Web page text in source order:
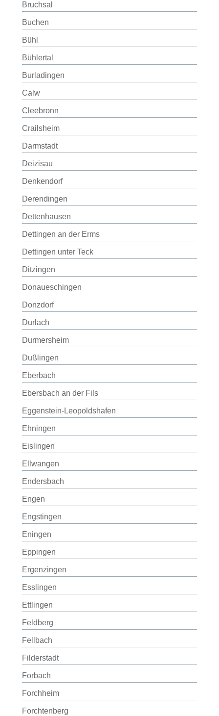
Bruchsal
Buchen
Bühl
Bühlertal
Burladingen
Calw
Cleebronn
Crailsheim
Darmstadt
Deizisau
Denkendorf
Derendingen
Dettenhausen
Dettingen an der Erms
Dettingen unter Teck
Ditzingen
Donaueschingen
Donzdorf
Durlach
Durmersheim
Dußlingen
Eberbach
Ebersbach an der Fils
Eggenstein-Leopoldshafen
Ehningen
Eislingen
Ellwangen
Endersbach
Engen
Engstingen
Eningen
Eppingen
Ergenzingen
Esslingen
Ettlingen
Feldberg
Fellbach
Filderstadt
Forbach
Forchheim
Forchtenberg